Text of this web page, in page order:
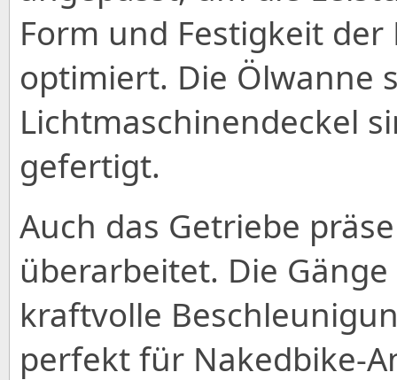
Form und Festigkeit
optimiert. Die Ölwanne
Lichtmaschinendeckel
gefertigt.
Auch das Getriebe
überarbeitet. Die
kraftvolle
perfekt für Nakedbike-